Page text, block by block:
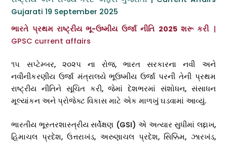
Gujarati 19 September 2025
ભારતે પ્રથમ રાષ્ટ્રીય ભૂ-ઉષ્મીય ઉર્જા નીતિ 2025 શરૂ કરી|
GPSC current affairs
૧૫ સપ્ટેમ્બર, ૨૦૨૫ ના રોજ, ભારત સરકારના નવી અને
નવીનીકરણીય ઉર્જા મંત્રાલયે ભૂઉષ્મીય ઉર્જા પરની તેની પ્રથમ
રાષ્ટ્રીય નીતિને સૂચિત કરી, જેમાં દેશભરમાં સંશોધન, સંસાધન
મૂલ્યાંકન અને પ્રોજેક્ટ વિકાસ માટે એક માળખું ઘડવામાં આવ્યું.
ભારતીય ભૂસ્તરશાસ્ત્રીય સર્વેક્ષણ (GSI) એ અત્યાર સુધીમાં લદ્દાખ,
હિમાચલ પ્રદેશ, ઉત્તરાખંડ, અરુણાચલ પ્રદેશ, સિક્કિમ, ઝારખંડ,